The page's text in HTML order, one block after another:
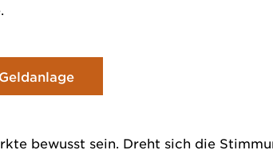
bewusst sein. Dreht sich die